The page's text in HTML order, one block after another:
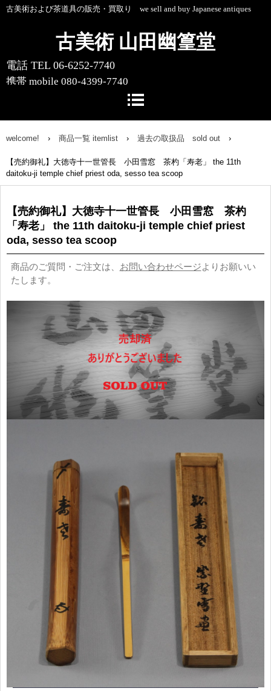
古美術 山田幽篁堂
古美術および茶道具の販売・買取り we sell and buy Japanese antiques
電話 TEL 06-6252-7740
携帯 mobile 080-4399-7740
〒541-0055 大阪市中央区船場中央4-1-
10 船場センタービル10号館1階
welcome! › 商品一覧 itemlist › 過去の取扱品 sold out ›
【売約御礼】大徳寺十一世管長 小田雪窓 茶杓「寿老」 the 11th
daitoku-ji temple chief priest oda, sesso tea scoop
【売約御礼】大徳寺十一世管長 小田雪窓 茶杓
「寿老」 the 11th daitoku-ji temple chief priest
oda, sesso tea scoop
商品のご質問・ご注文は、 お問い合わせページよりお願いい
たします。